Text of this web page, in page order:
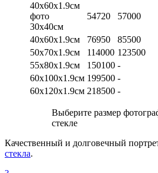
40х60х1.9см
фото
30х40см
54720 57000
40х60х1.9см 76950 85500
50х70х1.9см
114000 123500
55х80х1.9см
150100 -
60х100х1.9см 199500 -
60х120х1.9см 218500 -
Выберите размер
стекле
Качественный и долговечный
стекла.